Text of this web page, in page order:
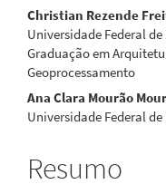
Conteúdo
do
artigo
principal
Christian Rezende
Universidade Federal
Graduação em
Geoprocessamento
Ana Clara Mourão
Universidade Federal
Resumo